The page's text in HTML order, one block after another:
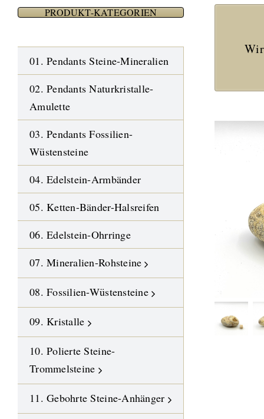
PRODUKT-KATEGORIEN
01. Pendants Steine-Mineralien
02. Pendants Naturkristalle-
Amulette
03. Pendants Fossilien-
Wüstensteine
04. Edelstein-Armbänder
05. Ketten-Bänder-Halsreifen
06. Edelstein-Ohrringe
07. Mineralien-Rohsteine
08. Fossilien-Wüstensteine
09. Kristalle
10. Polierte Steine-
Trommelsteine
11. Gebohrte Steine-Anhänger